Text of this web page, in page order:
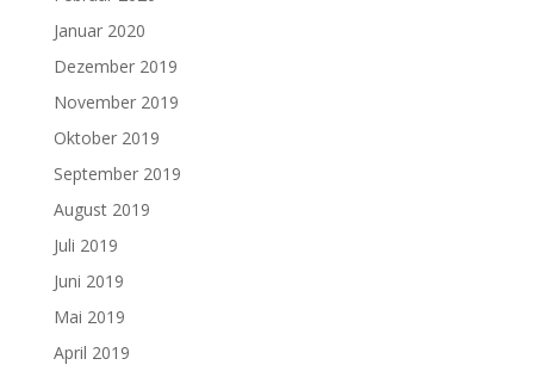
Januar 2020
Dezember 2019
November 2019
Oktober 2019
September 2019
August 2019
Juli 2019
Juni 2019
Mai 2019
April 2019